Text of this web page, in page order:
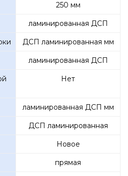
250 мм
ламинированная ДСП
ДСП ламинированная мм
ламинированная ДСП
Нет
ламинированная ДСП мм
ДСП ламинированная
Новое
прямая